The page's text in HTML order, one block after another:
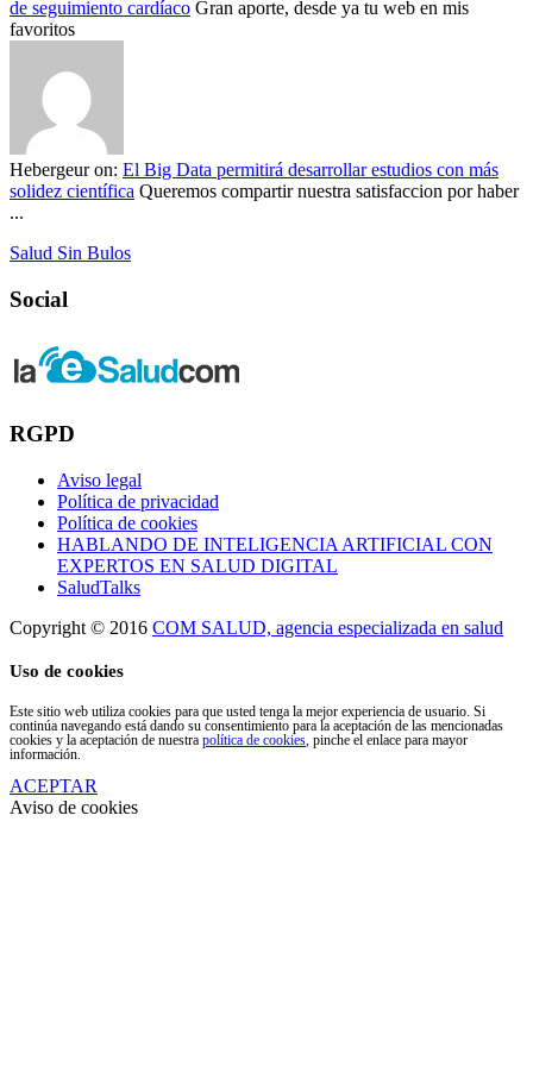
de seguimiento cardíaco Gran aporte, desde ya tu web en mis
favoritos
Hebergeuron: El Big Data permitirá desarrollar estudios con más
solidez científica Queremos compartir nuestra satisfaccion por haber
...
Salud Sin Bulos
Social
RGPD
Aviso legal
Política de privacidad
Política de cookies
HABLANDO DE INTELIGENCIA ARTIFICIAL CON
EXPERTOS EN SALUD DIGITAL
SaludTalks
Copyright © 2016 COM SALUD, agencia especializada en salud
Uso de cookies
Este sitio web utiliza cookies para que usted tenga la mejor experiencia de usuario. Si
continúa navegando está dando su consentimiento para la aceptación de las mencionadas
cookies y la aceptación de nuestra política de cookies , pinche el enlace para mayor
información.
ACEPTAR
Aviso de cookies